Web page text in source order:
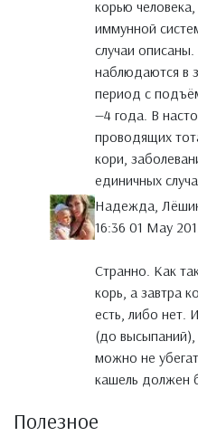
корью
иммунной
случаи
наблюдаются в
период с
—4 года. В
проводящих
кори,
единичных
Надежда,
16:36 01 May
Странно. Как
корь, а завтра
есть, либо нет.
(до высыпаний),
можно не
кашель должен
Полезное